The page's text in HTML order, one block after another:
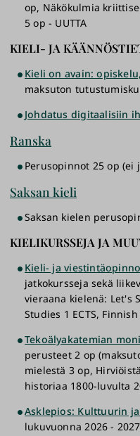
op, Näkökulmia
5 op - UUTTA
KIELI- JA
Kieli on avain:
maksuton
Johdatus digitaalisiin
Ranska
Perusopinnot 25 op (ei
Saksan kieli
Saksan kielen
KIELIKURSSEJA JA
Kieli- ja
jatkokursseja sekä
vieraana kielenä: Let's
Studies 1 ECTS, Finnish
Tekoälyakatemian
perusteet 2 op
mielestä 3 op,
historiaa 1800-luvulta
Asklepios: Kulttuurin
lukuvuonna 2026 -